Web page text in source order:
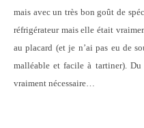
mais avec un très bon goût de
réfrigérateur mais elle était
au placard (et je n’ai pas eu de
malléable et facile à tartiner).
vraiment nécessaire…